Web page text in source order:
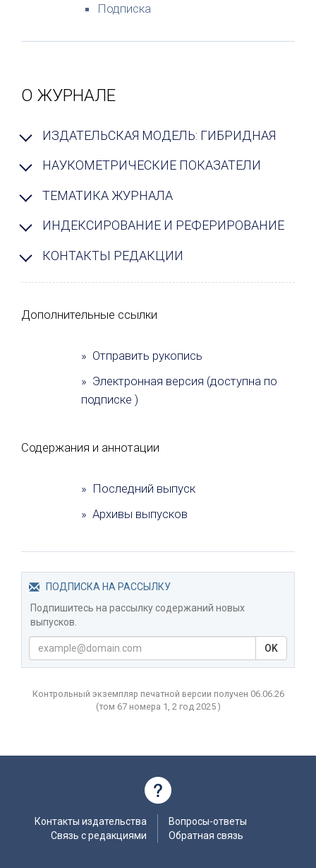
Подписка
О ЖУРНАЛЕ
ИЗДАТЕЛЬСКАЯ МОДЕЛЬ: ГИБРИДНАЯ
НАУКОМЕТРИЧЕСКИЕ ПОКАЗАТЕЛИ
ТЕМАТИКА ЖУРНАЛА
ИНДЕКСИРОВАНИЕ И РЕФЕРИРОВАНИЕ
КОНТАКТЫ РЕДАКЦИИ
Дополнительные ссылки
» Отправить рукопись
» Электронная версия (доступна по
подписке )
Содержания и аннотации
» Последний выпуск
» Архивы выпусков
ПОДПИСКА НА РАССЫЛКУ
Подпишитесь на рассылку содержаний новых
выпусков.
OK
Контрольный экземпляр печатной версии получен 06.06.26
(том 67 номера 1, 2 год 2025 )
Контакты издательства
Связь с редакциями
Вопросы-ответы
Обратная связь